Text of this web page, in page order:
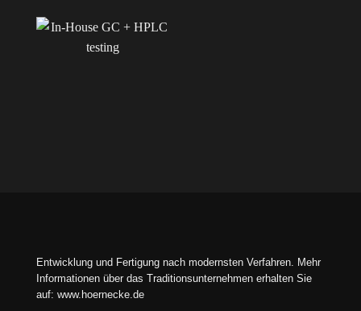
Entwicklung und Fertigung nach modernsten Verfahren. Mehr
Informationen über das Traditionsunternehmen erhalten Sie
auf: www.hoernecke.de